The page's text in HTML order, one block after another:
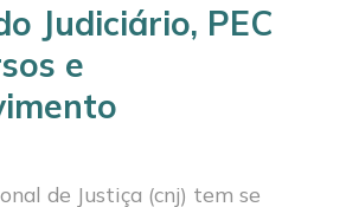
Judiciário, PEC
e
de Justiça (cnj) tem se